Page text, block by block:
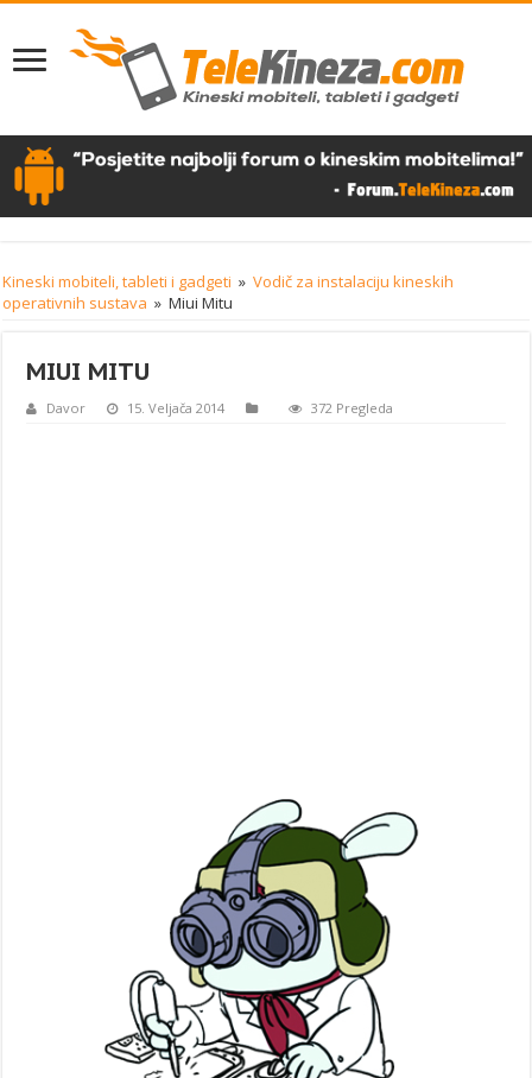
Kineski mobiteli, tableti i gadgeti » Vodič za instalaciju kineskih
operativnih sustava » Miui Mitu
MIUI MITU
Davor 15. Veljača 2014 372 Pregleda